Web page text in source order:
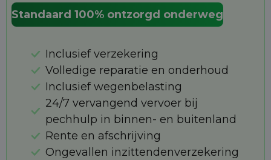
Standaard 100% ontzorgd onderweg
Inclusief verzekering
Volledige reparatie en onderhoud
Inclusief wegenbelasting
24/7 vervangend vervoer bij
pechhulp in binnen- en buitenland
Rente en afschrijving
Ongevallen inzittendenverzekering